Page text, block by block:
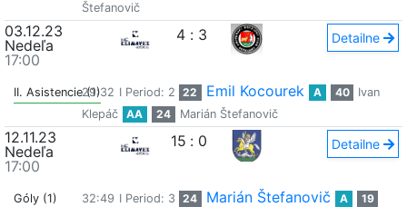
Štefanovič
03.12.23
Nedeľa
17:00
4 : 3 Detailne
II. Asistencie (1)
29:32 I Period: 2 22 Emil Kocourek A 40
Ivan
Klepáč
AA 24 Marián Štefanovič
12.11.23
Nedeľa
17:00
15 : 0 Detailne
Góly (1) 32:49 I Period: 3 24 Marián Štefanovič A
19